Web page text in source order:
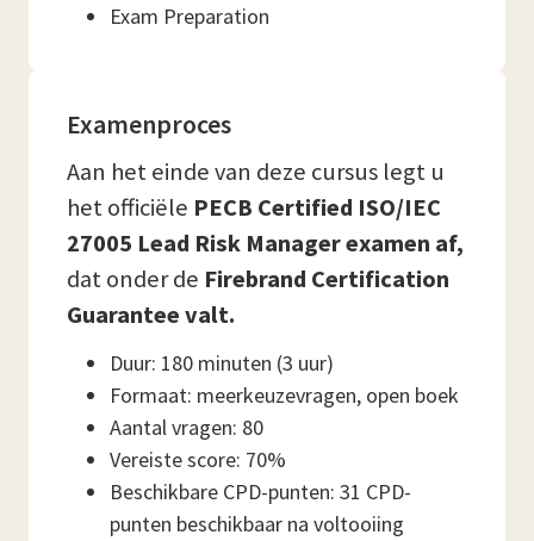
Exam Preparation
Examenproces
Aan het einde van deze cursus legt u
het officiële PECB Certified ISO/IEC
27005 Lead Risk Manager examen af,
dat onder de Firebrand Certification
Guarantee valt.
Duur: 180 minuten (3 uur)
Formaat: meerkeuzevragen, open boek
Aantal vragen: 80
Vereiste score: 70%
Beschikbare CPD-punten: 31 CPD-
punten beschikbaar na voltooiing